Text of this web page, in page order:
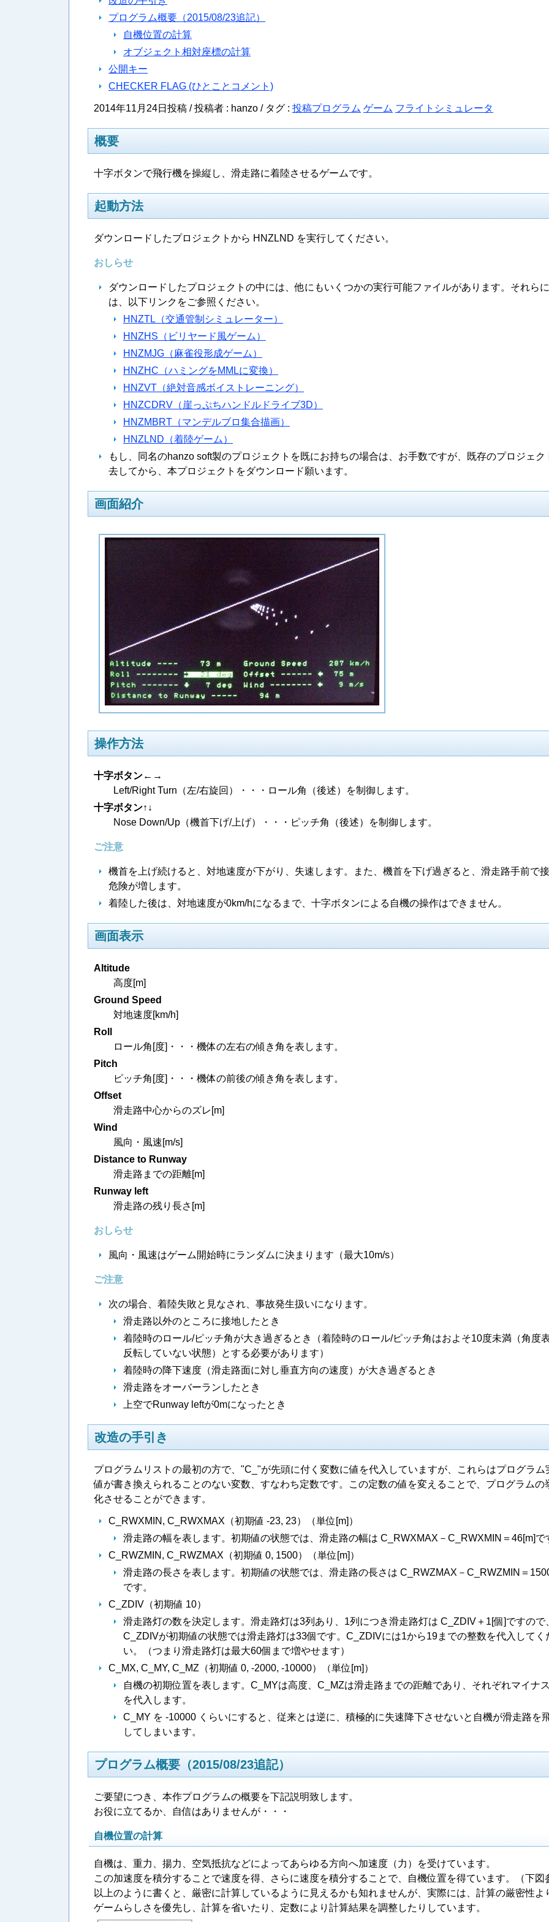
プログラム概要（2015/08/23追記）
自機位置の計算
オブジェクト相対座標の計算
公開キー
CHECKER FLAG (ひとことコメント)
2014年11月24日投稿 / 投稿者 : hanzo / タグ : 投稿プログラム ゲーム フライトシミュレータ
概要
十字ボタンで飛行機を操縦し、滑走路に着陸させるゲームです。
起動方法
ダウンロードしたプロジェクトから HNZLND を実行してください。
おしらせ
ダウンロードしたプロジェクトの中には、他にもいくつかの実行可能ファイルがあります。それら
は、以下リンクをご参照ください。
HNZTL（交通管制シミュレーター）
HNZHS（ビリヤード風ゲーム）
HNZMJG（麻雀役形成ゲーム）
HNZHC（ハミングをMMLに変換）
HNZVT（絶対音感ボイストレーニング）
HNZCDRV（崖っぷちハンドルドライブ3D）
HNZMBRT（マンデルブロ集合描画）
HNZLND（着陸ゲーム）
もし、同名のhanzo soft製のプロジェクトを既にお持ちの場合は、お手数ですが、既存のプロジェク
去してから、本プロジェクトをダウンロード願います。
画面紹介
操作方法
十字ボタン←→
Left/Right Turn（左/右旋回）・・・ロール角（後述）を制御します。
十字ボタン↑↓
Nose Down/Up（機首下げ/上げ）・・・ピッチ角（後述）を制御します。
ご注意
機首を上げ続けると、対地速度が下がり、失速します。また、機首を下げ過ぎると、滑走路手前で
危険が増します。
着陸した後は、対地速度が0km/hになるまで、十字ボタンによる自機の操作はできません。
画面表示
Altitude
高度[m]
Ground Speed
対地速度[km/h]
Roll
ロール角[度]・・・機体の左右の傾き角を表します。
Pitch
ピッチ角[度]・・・機体の前後の傾き角を表します。
Offset
滑走路中心からのズレ[m]
Wind
風向・風速[m/s]
Distance to Runway
滑走路までの距離[m]
Runway left
滑走路の残り長さ[m]
おしらせ
風向・風速はゲーム開始時にランダムに決まります（最大10m/s）
ご注意
次の場合、着陸失敗と見なされ、事故発生扱いになります。
滑走路以外のところに接地したとき
着陸時のロール/ピッチ角が大き過ぎるとき（着陸時のロール/ピッチ角はおよそ10度未満（角度
反転していない状態）とする必要があります）
着陸時の降下速度（滑走路面に対し垂直方向の速度）が大き過ぎるとき
滑走路をオーバーランしたとき
上空でRunway leftが0mになったとき
改造の手引き
プログラムリストの最初の方で、"C_"が先頭に付く変数に値を代入していますが、これらはプログラム
値が書き換えられることのない変数、すなわち定数です。この定数の値を変えることで、プログラムの
化させることができます。
C_RWXMIN, C_RWXMAX（初期値 -23, 23）（単位[m]）
滑走路の幅を表します。初期値の状態では、滑走路の幅は C_RWXMAX－C_RWXMIN＝46[m]で
C_RWZMIN, C_RWZMAX（初期値 0, 1500）（単位[m]）
滑走路の長さを表します。初期値の状態では、滑走路の長さは C_RWZMAX－C_RWZMIN＝
です。
C_ZDIV（初期値 10）
滑走路灯の数を決定します。滑走路灯は3列あり、1列につき滑走路灯は C_ZDIV＋1[個]ですので
C_ZDIVが初期値の状態では滑走路灯は33個です。C_ZDIVには1から19までの整数を代入してく
い。（つまり滑走路灯は最大60個まで増やせます）
C_MX, C_MY, C_MZ（初期値 0, -2000, -10000）（単位[m]）
自機の初期位置を表します。C_MYは高度、C_MZは滑走路までの距離であり、それぞれマイナ
を代入します。
C_MY を -10000 くらいにすると、従来とは逆に、積極的に失速降下させないと自機が滑走路を
してしまいます。
プログラム概要（2015/08/23追記）
ご要望につき、本作プログラムの概要を下記説明致します。
お役に立てるか、自信はありませんが・・・
自機位置の計算
自機は、重力、揚力、空気抵抗などによってあらゆる方向へ加速度（力）を受けています。
この加速度を積分することで速度を得、さらに速度を積分することで、自機位置を得ています。（下図
以上のように書くと、厳密に計算しているように見えるかも知れませんが、実際には、計算の厳密性よ
ゲームらしさを優先し、計算を省いたり、定数により計算結果を調整したりしています。